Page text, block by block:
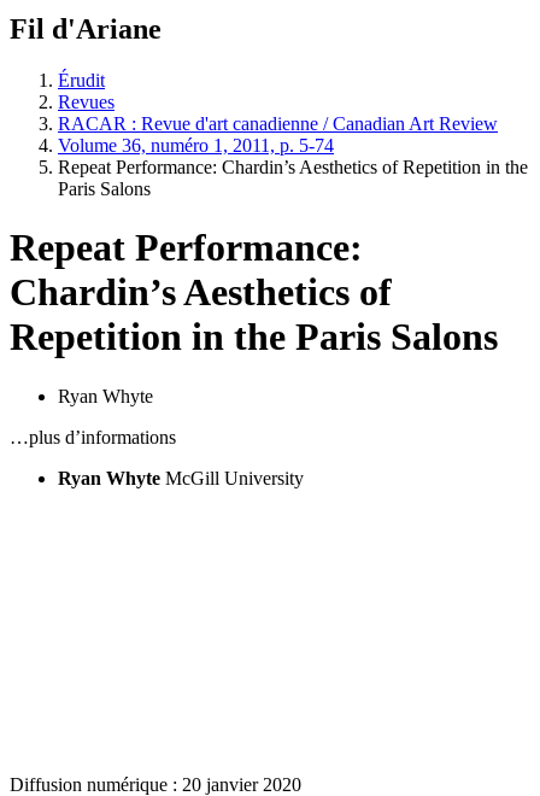
Fil d'Ariane
Érudit
Revues
RACAR : Revue d'art canadienne / Canadian Art Review
Volume 36, numéro 1, 2011, p. 5-74
Repeat Performance: Chardin’s Aesthetics of Repetition in the
Paris Salons
Repeat Performance:
Chardin’s Aesthetics of
Repetition in the Paris Salons
Ryan Whyte
…plus d’informations
Ryan Whyte McGill University
Diffusion numérique : 20 janvier 2020